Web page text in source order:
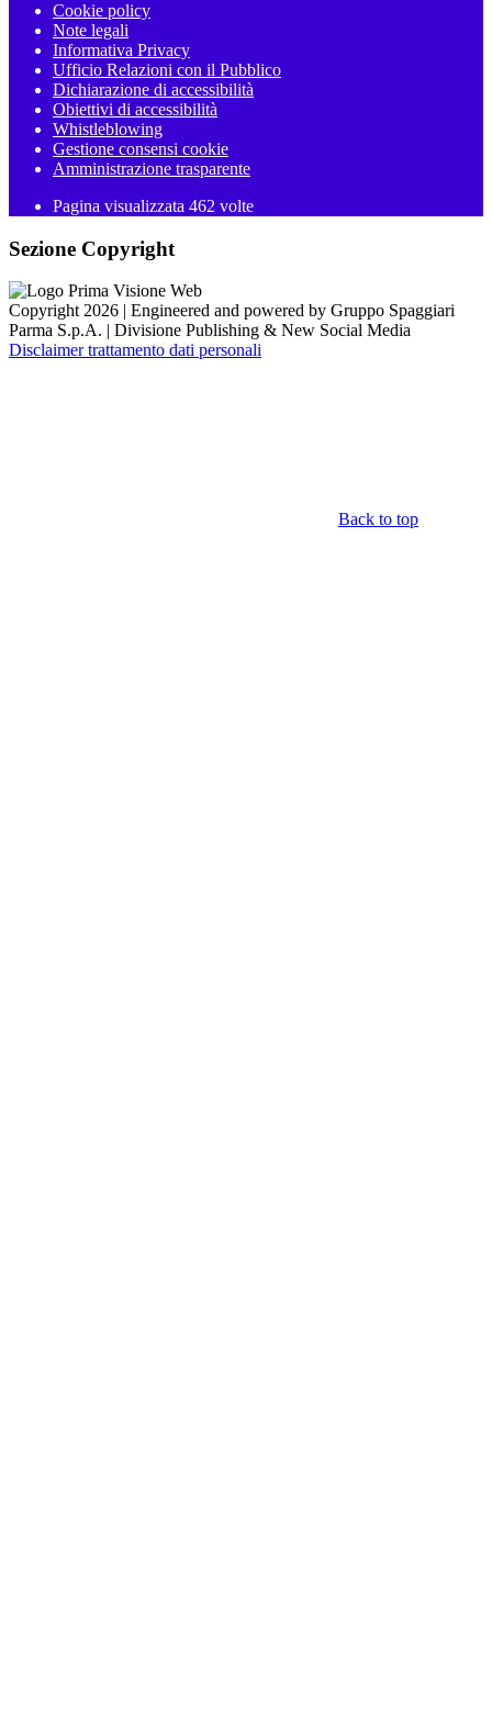
Cookie policy
Note legali
Informativa Privacy
Ufficio Relazioni con il Pubblico
Dichiarazione di accessibilità
Obiettivi di accessibilità
Whistleblowing
Gestione consensi cookie
Amministrazione trasparente
Pagina visualizzata 462 volte
Sezione Copyright
Copyright 2026 | Engineered and powered by Gruppo Spaggiari
Parma S.p.A. | Divisione Publishing & New Social Media
Disclaimer trattamento dati personali
Back to top